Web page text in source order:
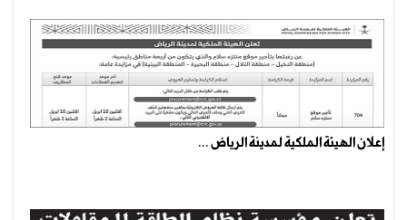
إعلان الهيئة الملكية لمدينة الرياض ...